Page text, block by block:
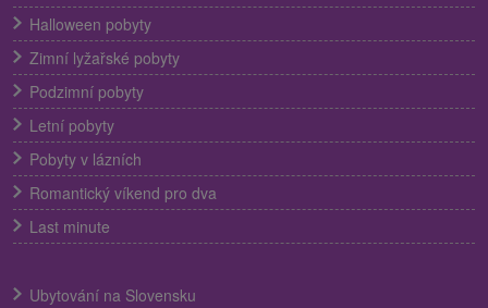
Halloween pobyty
Zimní lyžařské pobyty
Podzimní pobyty
Letní pobyty
Pobyty v lázních
Romantický víkend pro dva
Last minute
Ubytování na Slovensku